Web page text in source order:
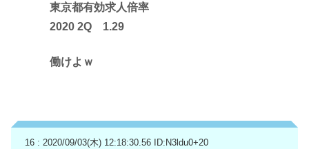
東京都有効求人倍率
2020 2Q 1.29
働けよｗ
16 : 2020/09/03(木) 12:18:30.56 ID:N3ldu0+20